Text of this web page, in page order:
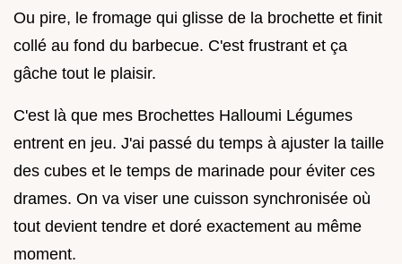
Ou pire, le fromage qui glisse de la brochette et finit
collé au fond du barbecue. C'est frustrant et ça
gâche tout le plaisir.
C'est là que mes Brochettes Halloumi Légumes
entrent en jeu. J'ai passé du temps à ajuster la taille
des cubes et le temps de marinade pour éviter ces
drames. On va viser une cuisson synchronisée où
tout devient tendre et doré exactement au même
moment.